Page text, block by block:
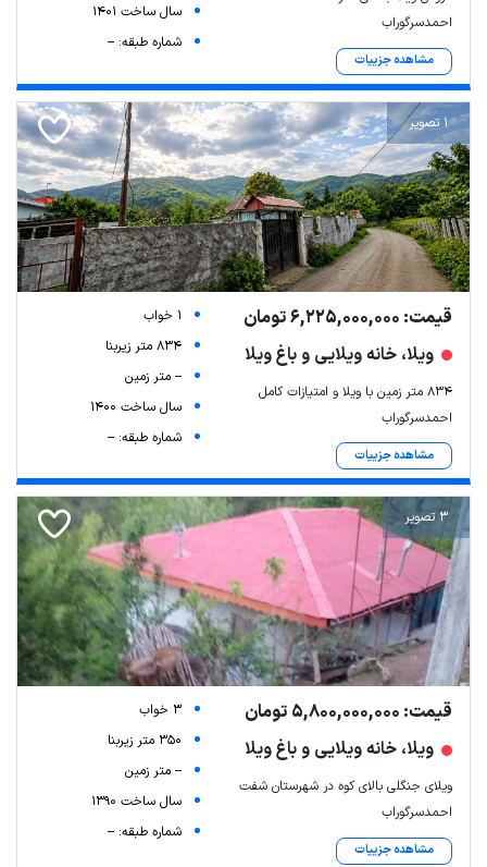
احمدسرگوراب
مشاهده جزییات
سال ساخت 1401
شماره طبقه: --
1 تصویر
قیمت: 6,225,000,000 تومان
ویلا، خانه ویلایی و باغ ویلا
834 متر زمین با ویلا و امتیازات کامل
احمدسرگوراب
مشاهده جزییات
1 خواب
834 متر زیربنا
-- متر زمین
سال ساخت 1400
شماره طبقه: --
3 تصویر
قیمت: 5,800,000,000 تومان
ویلا، خانه ویلایی و باغ ویلا
ویلای جنگلی بالای کوه در شهرستان شفت
احمدسرگوراب
مشاهده جزییات
3 خواب
350 متر زیربنا
-- متر زمین
سال ساخت 1390
شماره طبقه: --